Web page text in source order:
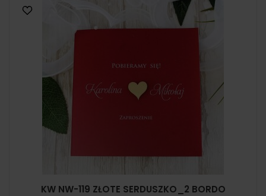
KW NW-119 ZŁOTE SERDUSZKO_2 BORDO